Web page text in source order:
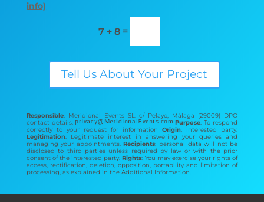
info)
7 + 8 =
Tell Us About Your Project
Responsible: Meridional Events SL. c/ Pelayo, Málaga (29009) DPO
contact details:
Purpose: To respond
correctly to your request for informationOrigin: interested party.
Legitimation: Legitimate interest in answering your queries and
managing your appointments.Recipients: personal data will not be
disclosed to third parties unless required by law or with the prior
consent of the interested party.Rights: You may exercise your rights of
access, rectification, deletion, opposition, portability and limitation of
processing, as explained in the Additional Information.